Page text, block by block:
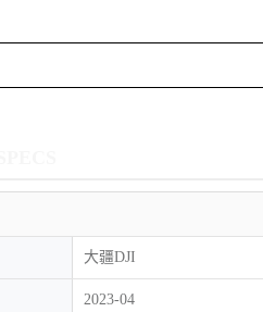
大疆DJI
2023-04